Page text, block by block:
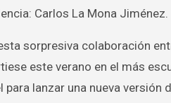
Carlos La Mona Jiménez.
sorpresiva colaboración
este verano en el más
para lanzar una nueva